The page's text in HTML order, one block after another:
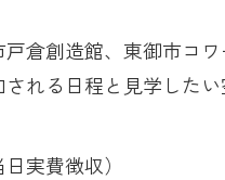
倉創造館、東御市コワ
れる日程と見学したい
実費徴収）